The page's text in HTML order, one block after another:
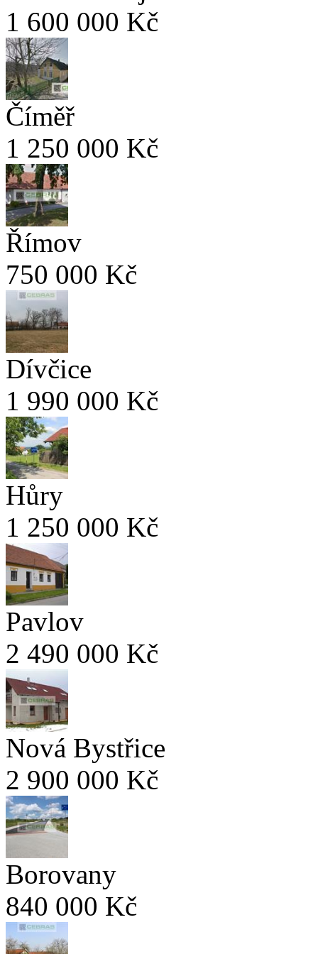
1 600 000 Kč
Číměř
1 250 000 Kč
Římov
750 000 Kč
Dívčice
1 990 000 Kč
Hůry
1 250 000 Kč
Pavlov
2 490 000 Kč
Nová Bystřice
2 900 000 Kč
Borovany
840 000 Kč